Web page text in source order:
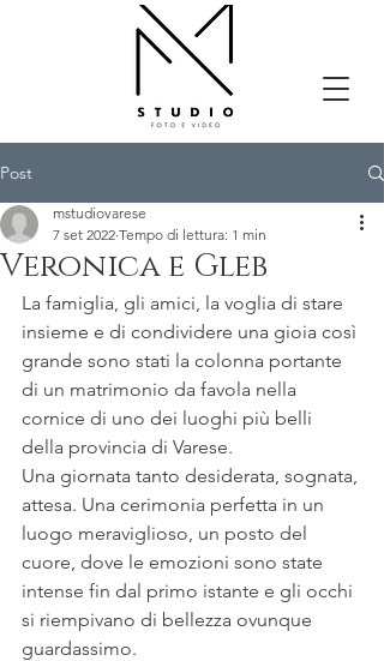
Post
Veronica e Gleb
mstudiovarese
7 set 2022 Tempo di lettura: 1 min
La famiglia, gli amici, la voglia di stare
insieme e di condividere una gioia così
grande sono stati la colonna portante
di un matrimonio da favola nella
cornice di uno dei luoghi più belli
della provincia di Varese.
Una giornata tanto desiderata, sognata,
attesa. Una cerimonia perfetta in un
luogo meraviglioso, un posto del
cuore, dove le emozioni sono state
intense fin dal primo istante e gli occhi
si riempivano di bellezza ovunque
guardassimo.